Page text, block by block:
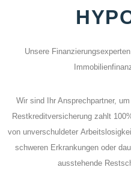
Unsere
Wir sind Ihr Ansprechpartner,
Restkreditversicherung zahlt
von unverschuldeter
schweren Erkrankungen oder
ausstehende